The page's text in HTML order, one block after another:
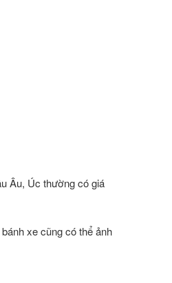
Âu, Úc thường có giá
xe cũng có thể ảnh